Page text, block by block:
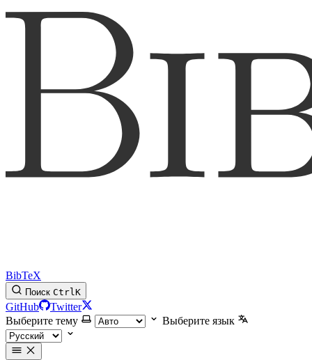
BibTeX
Поиск CtrlK
GitHub
Twitter
Выберите тему
Выберите язык